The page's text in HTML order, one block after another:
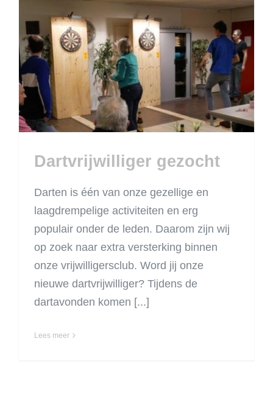
Dartvrijwilliger
gezocht
Dartvrijwilliger gezocht
Darten is één van onze gezellige en
laagdrempelige activiteiten en erg
populair onder de leden. Daarom zijn wij
op zoek naar extra versterking binnen
onze vrijwilligersclub. Word jij onze
nieuwe dartvrijwilliger? Tijdens de
dartavonden komen [...]
Lees meer